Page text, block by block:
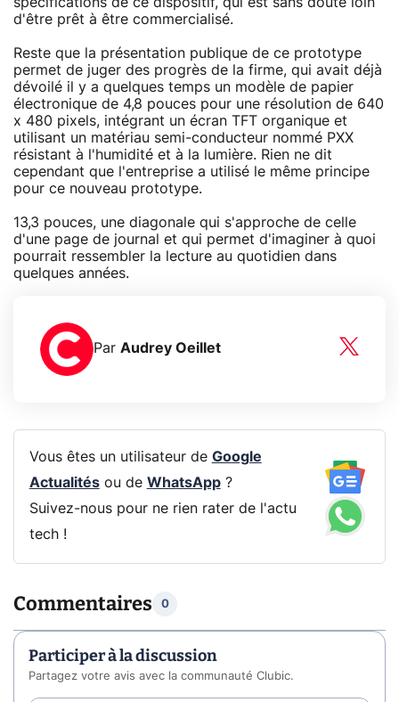
d'être prêt à être commercialisé.
Reste que la présentation publique de ce prototype
permet de juger des progrès de la firme, qui avait déjà
dévoilé il y a quelques temps un modèle de papier
électronique de 4,8 pouces pour une résolution de 640
x 480 pixels, intégrant un écran TFT organique et
utilisant un matériau semi-conducteur nommé PXX
résistant à l'humidité et à la lumière. Rien ne dit
cependant que l'entreprise a utilisé le même principe
pour ce nouveau prototype.
13,3 pouces, une diagonale qui s'approche de celle
d'une page de journal et qui permet d'imaginer à quoi
pourrait ressembler la lecture au quotidien dans
quelques années.
Par Audrey Oeillet
Vous êtes un utilisateur de Google
Actualitésou de WhatsApp?
Suivez-nous pour ne rien rater de l'actu
tech !
Commentaires 0
Participer à la discussion
Partagez votre avis avec la communauté Clubic.